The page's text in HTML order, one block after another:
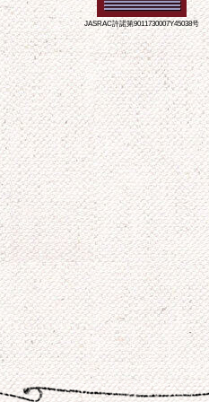
JASRAC許諾第9011730007Y45038号